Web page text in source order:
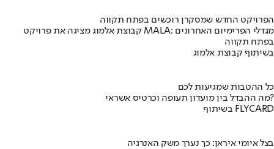
הפרויקט החדש שמסקרן רוכשים בפתח תקווה
קבוצת אלמוג מציגה את פרויקט MALA: מגדלי הפרימיום האחרונים
בפתח תקווה
בשיתוף קבוצת אלמוג
כל ההטבות שמגיעות לכם
מה ההבדל בין מועדון תעופה וכרטיס אשראי?
בשיתוף FLYCARD
בצל איומי איראן: כך נערך משק האנרגיה